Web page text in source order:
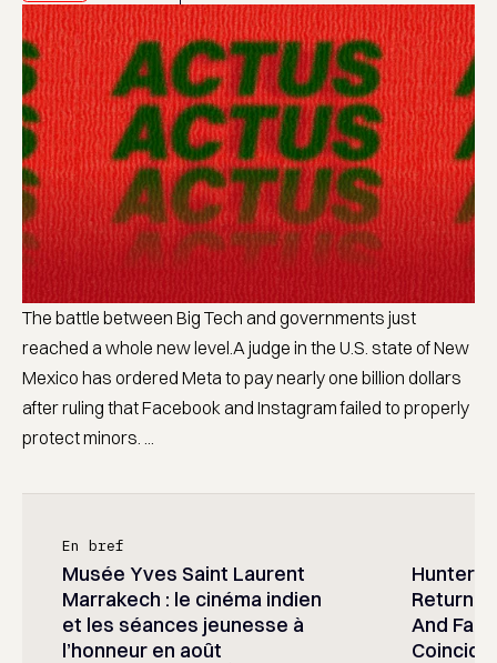
The battle between Big Tech and governments just
reached a whole new level.A judge in the U.S. state of New
Mexico has ordered Meta to pay nearly one billion dollars
after ruling that Facebook and Instagram failed to properly
protect minors. ...
En bref
Musée Yves Saint Laurent
Marrakech : le cinéma indien
et les séances jeunesse à
l’honneur en août
Hunter
And